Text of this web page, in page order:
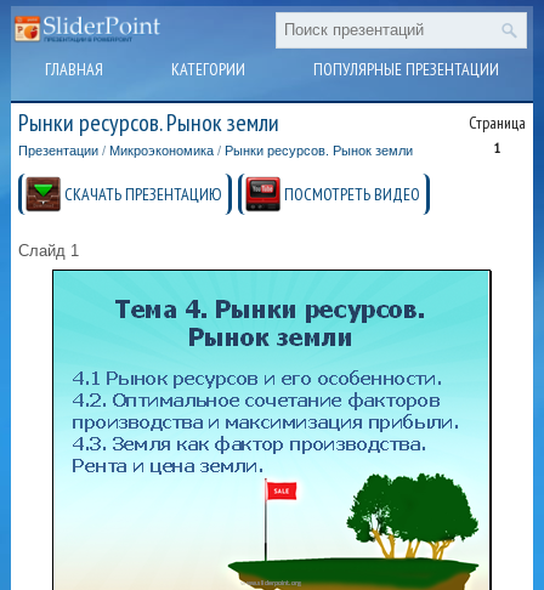
ГЛАВНАЯ КАТЕГОРИИ ПОПУЛЯРНЫЕ ПРЕЗЕНТАЦИИ
Рынки ресурсов. Рынок земли Страница
1
Презентации / Микроэкономика / Рынки ресурсов. Рынок земли
СКАЧАТЬ ПРЕЗЕНТАЦИЮ ПОСМОТРЕТЬ ВИДЕО
Слайд 1